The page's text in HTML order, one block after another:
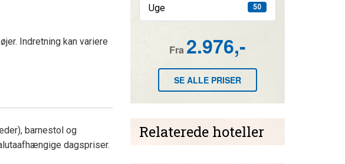
Indretning kan variere
barnestol og
dagspriser.
Uge 50
Fra 2.976,-
SE ALLE PRISER
Relaterede hoteller